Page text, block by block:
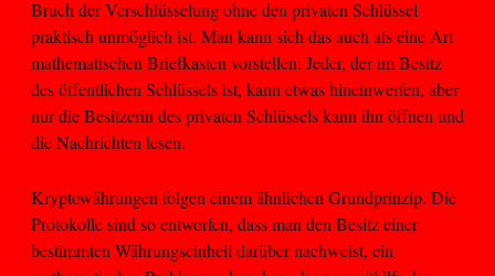
Bruch der Verschlüsselung ohne den privaten Schlüssel
praktisch unmöglich ist. Man kann sich das auch als eine Art
mathematischen Briefkasten vorstellen: Jeder, der im Besitz
des öffentlichen Schlüssels ist, kann etwas hineinwerfen, aber
nur die Besitzerin des privaten Schlüssels kann ihn öffnen und
die Nachrichten lesen.
Kryptowährungen folgen einem ähnlichen Grundprinzip. Die
Protokolle sind so entworfen, dass man den Besitz einer
bestimmten Währungseinheit darüber nachweist, ein